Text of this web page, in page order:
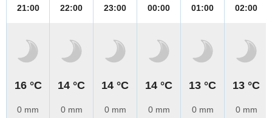
21:00
16 °C
0 mm
22:00
14 °C
0 mm
23:00
14 °C
0 mm
00:00
14 °C
0 mm
01:00
13 °C
0 mm
02:00
13 °C
0 mm